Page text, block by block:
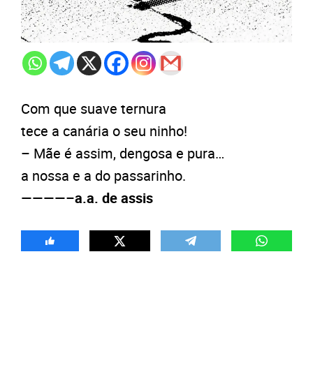
Com que suave ternura
tece a canária o seu ninho!
– Mãe é assim, dengosa e pura…
a nossa e a do passarinho.
————–a.a. de assis